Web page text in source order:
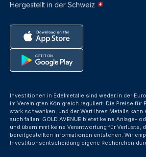
Hergestellt in der Schweiz
Investitionen in Edelmetalle sind weder in der
im Vereinigten Königreich reguliert. Die Preise für
stark schwanken, und der Wert Ihres Metalls
auch fallen. GOLD AVENUE bietet keine Anlage-
und übernimmt keine Verantwortung für Verluste,
bereitgestellten Informationen entstehen. Wir
Investitionsentscheidung eigene Recherchen